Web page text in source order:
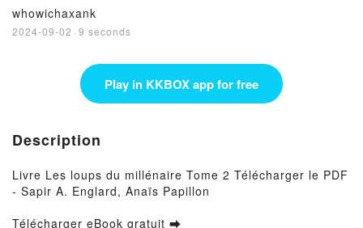
whowichaxank
2024-09-02 · 9 seconds
Play in KKBOX app for free
Description
Livre Les loups du millénaire Tome 2 Télécharger le PDF
- Sapir A. Englard, Anaïs Papillon
Télécharger eBook gratuit ➡